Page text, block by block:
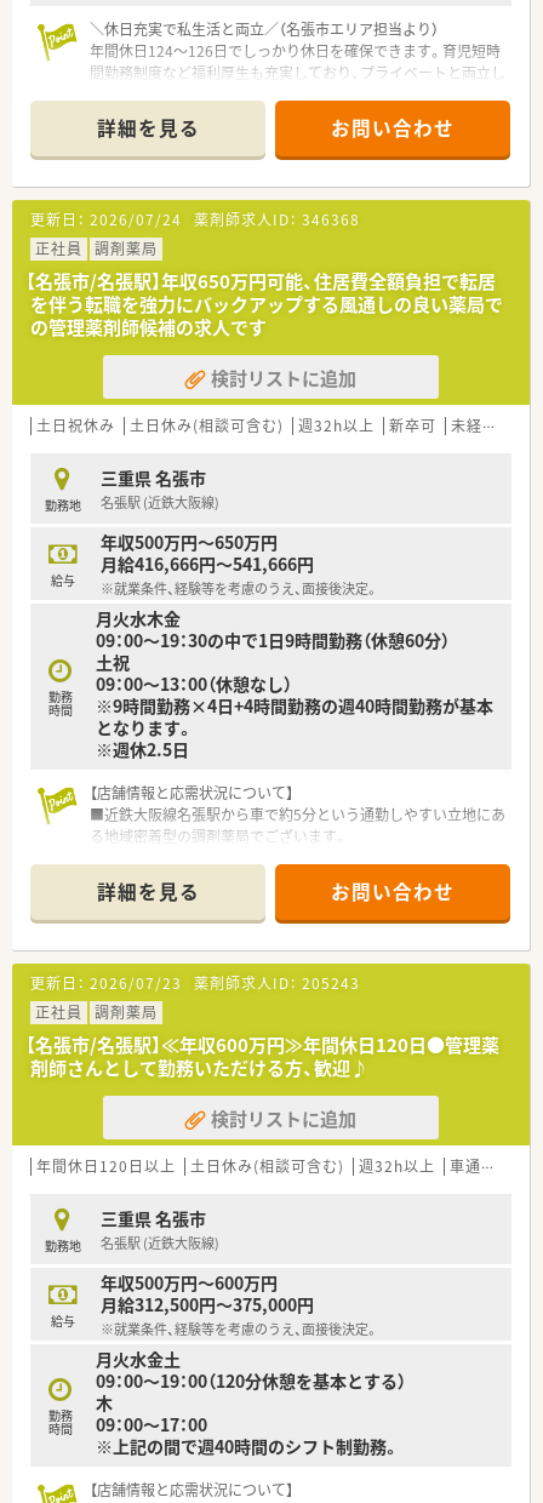
＼休日充実で私生活と両立／（名張市エリア担当より）
年間休日124～126日でしっかり休日を確保できます。育児短時
間勤務制度など福利厚生も充実しており、プライベートと両立し
【店舗情報と応需状況について】
■最寄り駅である近鉄大阪線の名張駅からバスで5分ほどの場所
に位置している調剤薬局です。
■応需科目は消化器科や外科や内科などで処方箋枚数は1日あた
り140枚程度に対応しています。
■店舗には薬剤師が常時5～6名体制で在籍しており事務スタッ
フと共に手厚く業務を行っています。
【勤務実態について】
■月あたりの平均残業時間は10時間程度と少なめでプライベー
トな時間も十分に確保できます。
■年間休日は124～126日と豊富に用意されており完全週休2日
制で無理なく勤務できます。
■店舗での勤務体制において中抜けはなく毎日基本60分の休憩
【想定されるモデル年収】
■想定年収は380万円から620万円の範囲で経験や能力を正当に
評価して決定されます。
■30歳時点での想定年収例は約520万円となっており高水準な
給与体系が魅力となります。
■40歳で管理薬剤師として勤務した場合には年収680万円程度
の高収入を目指すことも可能です。
詳細を見る お問い合わせ
更新日： 2026/07/24 薬剤師求人ID： 346368
正社員
調剤薬局
【名張市/名張駅】年収650万円可能、住居費全額負担で転居
を伴う転職を強力にバックアップする風通しの良い薬局で
の管理薬剤師候補の求人です
検討リストに追加
土日祝休み 土日休み(相談可含む) 週32h以上 新卒可 未経験可
勤務地
三重県 名張市
名張駅 (近鉄大阪線)
給与
年収500万円～650万円
月給416,666円～541,666円
※就業条件、経験等を考慮のうえ、面接後決定。
勤務
時間
月火水木金
09：00～19：30の中で1日9時間勤務（休憩60分）
土祝
09：00～13：00（休憩なし）
※9時間勤務×4日+4時間勤務の週40時間勤務が基本
となります。
※週休2.5日
【店舗情報と応需状況について】
■近鉄大阪線名張駅から車で約5分という通勤しやすい立地にあ
る地域密着型の調剤薬局でございます。
が多く学べる環境が整っています。
■1日あたり60～70枚の処方箋を薬剤師2～3名体制で対応をし
ております。
【法人特徴について】
■2012年に設立された愛知県愛知郡に本社を構える、愛知を中
心に関西圏まで17店舗展開している新しい法人です。
■「人から人へ」という企業理念を掲げ、関わる人すべての幸せ
のためのチャレンジを続けている企業風土があります。
■代表も現役薬剤師として現場に入られることがあり、従業員と
同じ目線で物事を考えてくださる体制が整っています。
【求人情報について】
■給与は経験やスキルに応じて500万円から650万円まで相談可
■年俸制のため賞与の支給はございませんが、資格手当や管理薬
剤師手当などの手当が充実しています。
■転居を伴う方には住居費用を全額負担する制度があり、新しい
土地での生活を全面的に支援いたします。
【勤務実態について】
■正社員の薬剤師の休みは火日＋土午後、または木日＋土午後の
週休2.5休で、しっかりリフレッシュできます。
■ほとんどの店舗でマンツーマン型を採用しており、近隣に応援
や異動が発生しない体制を構築しています。
■急な休暇が必要な場合にも本部からの応援で対応が可能とな
っており、ヘルプ体制は充実しています。
詳細を見る お問い合わせ
更新日： 2026/07/23 薬剤師求人ID： 205243
正社員
調剤薬局
【名張市/名張駅】≪年収600万円≫年間休日120日●管理薬
剤師さんとして勤務いただける方、歓迎♪
検討リストに追加
年間休日120日以上 土日休み(相談可含む) 週32h以上 車通勤可
勤務地
三重県 名張市
名張駅 (近鉄大阪線)
給与
年収500万円～600万円
月給312,500円～375,000円
※就業条件、経験等を考慮のうえ、面接後決定。
勤務
時間
月火水金土
09：00～19：00（120分休憩を基本とする）
木
09：00～17：00
※上記の間で週40時間のシフト制勤務。
【店舗情報と応需状況について】